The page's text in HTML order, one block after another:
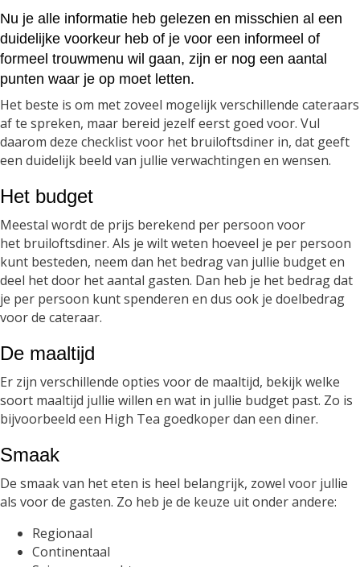
Nu je alle informatie heb gelezen en misschien al een
duidelijke voorkeur heb of je voor een informeel of
formeel trouwmenu wil gaan, zijn er nog een aantal
punten waar je op moet letten.
Het beste is om met zoveel mogelijk verschillende cateraars
af te spreken, maar bereid jezelf eerst goed voor. Vul
daarom deze checklist voor het bruiloftsdiner in, dat geeft
een duidelijk beeld van jullie verwachtingen en wensen.
Het budget
Meestal wordt de prijs berekend per persoon voor
het bruiloftsdiner. Als je wilt weten hoeveel je per persoon
kunt besteden, neem dan het bedrag van jullie budget en
deel het door het aantal gasten. Dan heb je het bedrag dat
je per persoon kunt spenderen en dus ook je doelbedrag
voor de cateraar.
De maaltijd
Er zijn verschillende opties voor de maaltijd, bekijk welke
soort maaltijd jullie willen en wat in jullie budget past. Zo is
bijvoorbeeld een High Tea goedkoper dan een diner.
Smaak
De smaak van het eten is heel belangrijk, zowel voor jullie
als voor de gasten. Zo heb je de keuze uit onder andere:
Regionaal
Continentaal